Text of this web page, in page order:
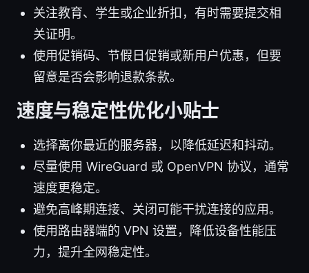
关注教育、学生或企业折扣，有时需要提交相
关证明。
使用促销码、节假日促销或新用户优惠，但要
留意是否会影响退款条款。
速度与稳定性优化小贴士
选择离你最近的服务器，以降低延迟和抖动。
尽量使用 WireGuard 或 OpenVPN 协议，通常
速度更稳定。
避免高峰期连接、关闭可能干扰连接的应用。
使用路由器端的 VPN 设置，降低设备性能压
力，提升全网稳定性。